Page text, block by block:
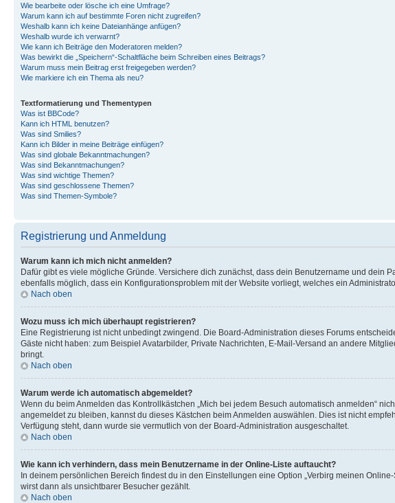
Wie bearbeite oder lösche ich eine Umfrage?
Warum kann ich auf bestimmte Foren nicht zugreifen?
Weshalb kann ich keine Dateianhänge anfügen?
Weshalb wurde ich verwarnt?
Wie kann ich Beiträge den Moderatoren melden?
Was bewirkt die „Speichern“-Schaltfläche beim Schreiben eines Beitrags?
Warum muss mein Beitrag erst freigegeben werden?
Wie markiere ich ein Thema als neu?
Textformatierung und Thementypen
Was ist BBCode?
Kann ich HTML benutzen?
Was sind Smilies?
Kann ich Bilder in meine Beiträge einfügen?
Was sind globale Bekanntmachungen?
Was sind Bekanntmachungen?
Was sind wichtige Themen?
Was sind geschlossene Themen?
Was sind Themen-Symbole?
Registrierung und Anmeldung
Warum kann ich mich nicht anmelden?
Dafür gibt es viele mögliche Gründe. Versichere dich zunächst, dass dein Benutzername und dein
ebenfalls möglich, dass ein Konfigurationsproblem mit der Website vorliegt, welches ein
Nach oben
Wozu muss ich mich überhaupt registrieren?
Eine Registrierung ist nicht unbedingt zwingend. Die Board-Administration dieses Forums
Gäste nicht haben: zum Beispiel Avatarbilder, Private Nachrichten, E-Mail-Versand an andere
bringt.
Nach oben
Warum werde ich automatisch abgemeldet?
Wenn du beim Anmelden das Kontrollkästchen „Mich bei jedem Besuch automatisch anmelden“
angemeldet zu bleiben, kannst du dieses Kästchen beim Anmelden auswählen. Dies ist nicht
Verfügung steht, dann wurde sie vermutlich von der Board-Administration ausgeschaltet.
Nach oben
Wie kann ich verhindern, dass mein Benutzername in der Online-Liste auftaucht?
In deinem persönlichen Bereich findest du in den Einstellungen eine Option „Verbirg meinen
wirst dann als unsichtbarer Besucher gezählt.
Nach oben